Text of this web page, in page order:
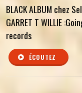
BLACK ALBUM chez
GARRET T WILLIE
records
ÉCOUTEZ